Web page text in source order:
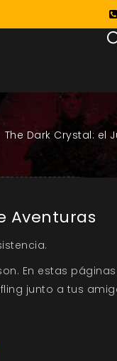
The Dark Crystal: el
Aventuras
En estas
junto a tus